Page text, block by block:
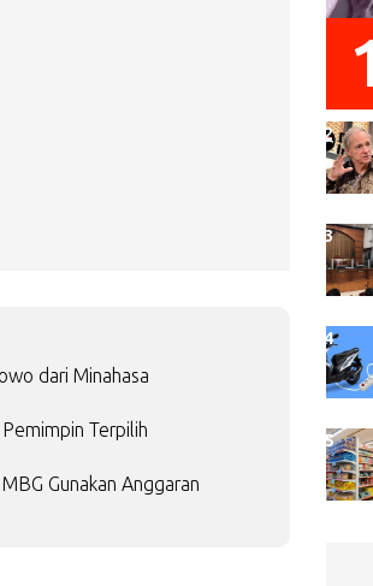
dari Minahasa
Terpilih
Gunakan Anggaran